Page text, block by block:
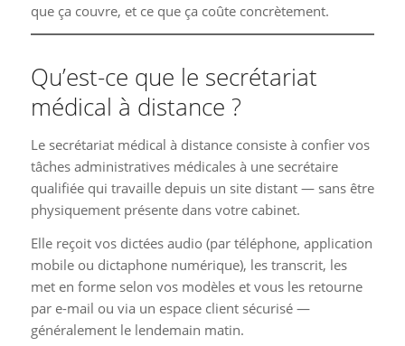
que ça couvre, et ce que ça coûte concrètement.
Qu’est-ce que le secrétariat
médical à distance ?
Le secrétariat médical à distance consiste à confier vos
tâches administratives médicales à une secrétaire
qualifiée qui travaille depuis un site distant — sans être
physiquement présente dans votre cabinet.
Elle reçoit vos dictées audio (par téléphone, application
mobile ou dictaphone numérique), les transcrit, les
met en forme selon vos modèles et vous les retourne
par e-mail ou via un espace client sécurisé —
généralement le lendemain matin.